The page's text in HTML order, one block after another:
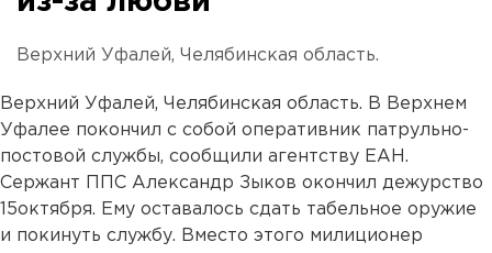
Верхний Уфалей, Челябинская область.
Верхний Уфалей, Челябинская область. В Верхнем
Уфалее покончил с собой оперативник патрульно-
постовой службы, сообщили агентству ЕАН.
Сержант ППС Александр Зыков окончил дежурство
15октября. Ему оставалось сдать табельное оружие
и покинуть службу. Вместо этого милиционер